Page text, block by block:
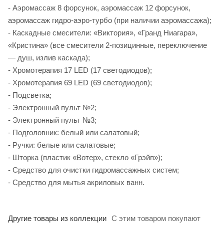
- Аэромассаж 8 форсунок, аэромассаж 12 форсунок,
аэромассаж гидро-аэро-турбо (при наличии аэромассажа);
- Каскадные смесители: «Виктория», «Гранд Ниагара»,
«Кристина» (все смесители 2-позицинные, переключение
— душ, излив каскада);
- Хромотерапия 17 LED (17 светодиодов);
- Хромотерапия 69 LED (69 светодиодов);
- Подсветка;
- Электронный пульт №2;
- Электронный пульт №3;
- Подголовник: белый или салатовый;
- Ручки: белые или салатовые;
- Шторка (пластик «Вотер», стекло «Грэйп»);
- Средство для очистки гидромассажных систем;
- Средство для мытья акриловых ванн.
Другие товары из коллекции С этим товаром покупают